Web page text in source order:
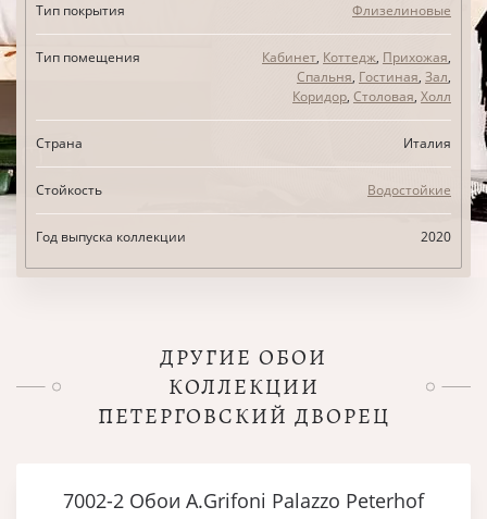
Тип покрытия Флизелиновые
Тип помещения Кабинет, Коттедж, Прихожая,
Спальня, Гостиная, Зал,
Коридор, Столовая, Холл
Страна Италия
Стойкость Водостойкие
Год выпуска коллекции 2020
ДРУГИЕ ОБОИ
КОЛЛЕКЦИИ
ПЕТЕРГОВСКИЙ ДВОРЕЦ
7002-2 Обои A.Grifoni Palazzo Peterhof